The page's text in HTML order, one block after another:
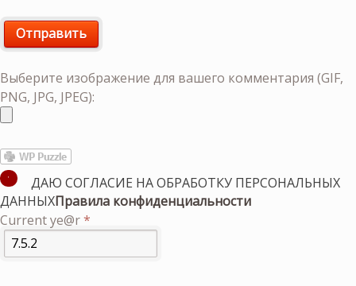
Выберите изображение для вашего комментария (GIF,
PNG, JPG, JPEG):
ДАЮ СОГЛАСИЕ НА ОБРАБОТКУ ПЕРСОНАЛЬНЫХ
ДАННЫХПравила конфиденциальности
Current ye@r*